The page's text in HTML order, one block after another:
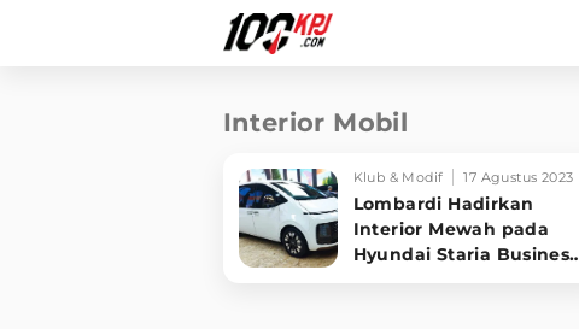
Interior Mobil
Klub & Modif 17 Agustus 2023
Lombardi Hadirkan
Interior Mewah pada
Hyundai Staria Business